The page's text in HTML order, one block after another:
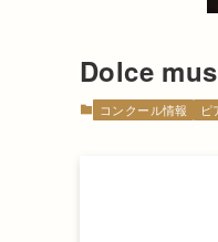
Dolce
コンクール情報 ピ